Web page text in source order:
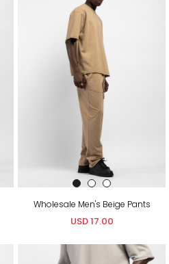
Wholesale Men's Beige Pants
USD 17.00